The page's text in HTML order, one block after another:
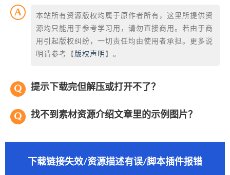
本站所有资源版权均属于原作者所有，这里所提供资
源均只能用于参考学习用，请勿直接商用。若由于商
用引起版权纠纷，一切责任均由使用者承担。更多说
明请参考【 版权声明 】。
提示下载完但解压或打开不了？
找不到素材资源介绍文章里的示例图片？
下载链接失效/资源描述有误/脚本插件报错